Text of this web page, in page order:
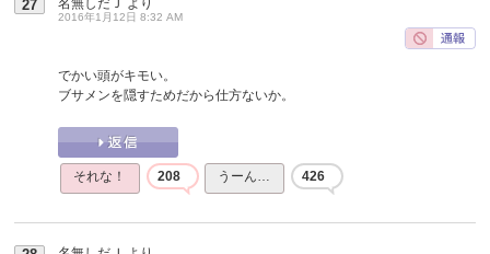
27 名無しだＪ より
2016年1月12日 8:32 AM
でかい頭がキモい。
ブサメンを隠すためだから仕方ないか。
それな！ 208 うーん… 426